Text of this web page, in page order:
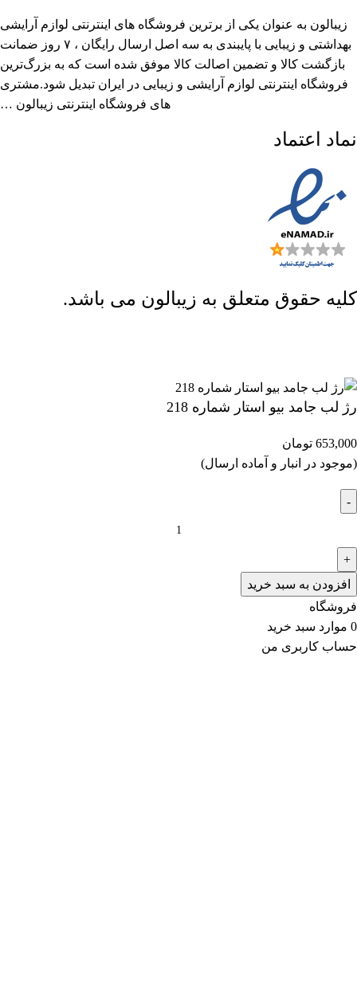
زیبالون به عنوان یکی از برترین فروشگاه های اینترنتی لوازم آرایشی
بهداشتی و زیبایی با پایبندی به سه اصل ارسال رایگان ، ۷ روز ضمانت
بازگشت کالا و تضمین اصالت کالا موفق شده است که به بزرگ‌ترین
فروشگاه اینترنتی لوازم آرایشی و زیبایی در ایران تبدیل شود.مشتری
های فروشگاه اینترنتی زیبالون …
نماد اعتماد
کلیه حقوق متعلق به زیبالون می باشد.
رژ لب جامد بیو استار شماره 218
653,000 تومان
(موجود در انبار و آماده ارسال)
افزودن به سبد خرید
فروشگاه
0 موارد سبد خرید
حساب کاربری من